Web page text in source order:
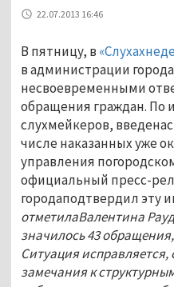
22.07.2013 16:46
В пятницу, в
в администрации
несвоевременными
обращения граждан. По
слухмейкеров,
числе наказанных уже
управления
официальный пресс-
городаподтвердил эту
отметилаВалентина
значилось 43
Ситуация исправляется,
замечания к